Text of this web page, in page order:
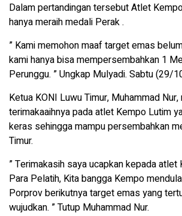
Dalam pertandingan tersebut Atlet
hanya meraih medali Perak .
” Kami memohon maaf target emas
kami hanya bisa mempersembahkan 1
Perunggu. ” Ungkap Mulyadi. Sabtu (29/
Ketua KONI Luwu Timur, Muhammad
terimakaaihnya pada atlet Kempo Lutim
keras sehingga mampu persembahkan
Timur.
” Terimakasih saya ucapkan kepada atlet
Para Pelatih, Kita bangga Kempo
Porprov berikutnya target emas yang
wujudkan. ” Tutup Muhammad Nur.